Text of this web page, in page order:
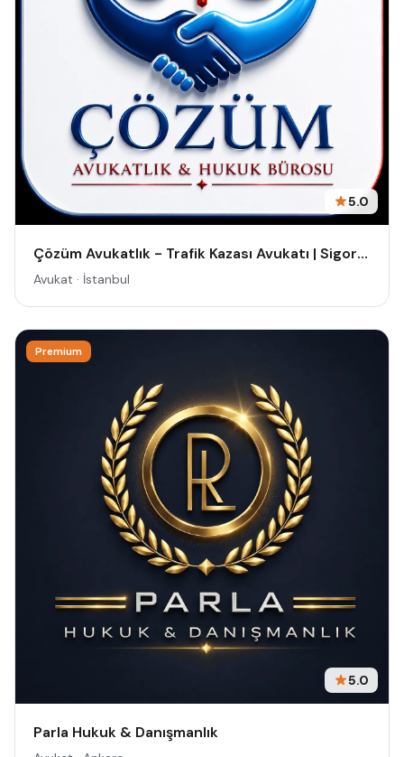
5.0
Çözüm Avukatlık - Trafik Kazası Avukatı | Sigorta Hukuku Avukatı | Kaza Avukatı | Trafik Avukatı | Trafik Kazası Ceza Avukatı
Avukat · İstanbul
Premium
5.0
Parla Hukuk & Danışmanlık